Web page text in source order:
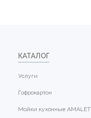
КАТАЛОГ
Услуги
Гофрокартон
Мойки кухонные AMALET